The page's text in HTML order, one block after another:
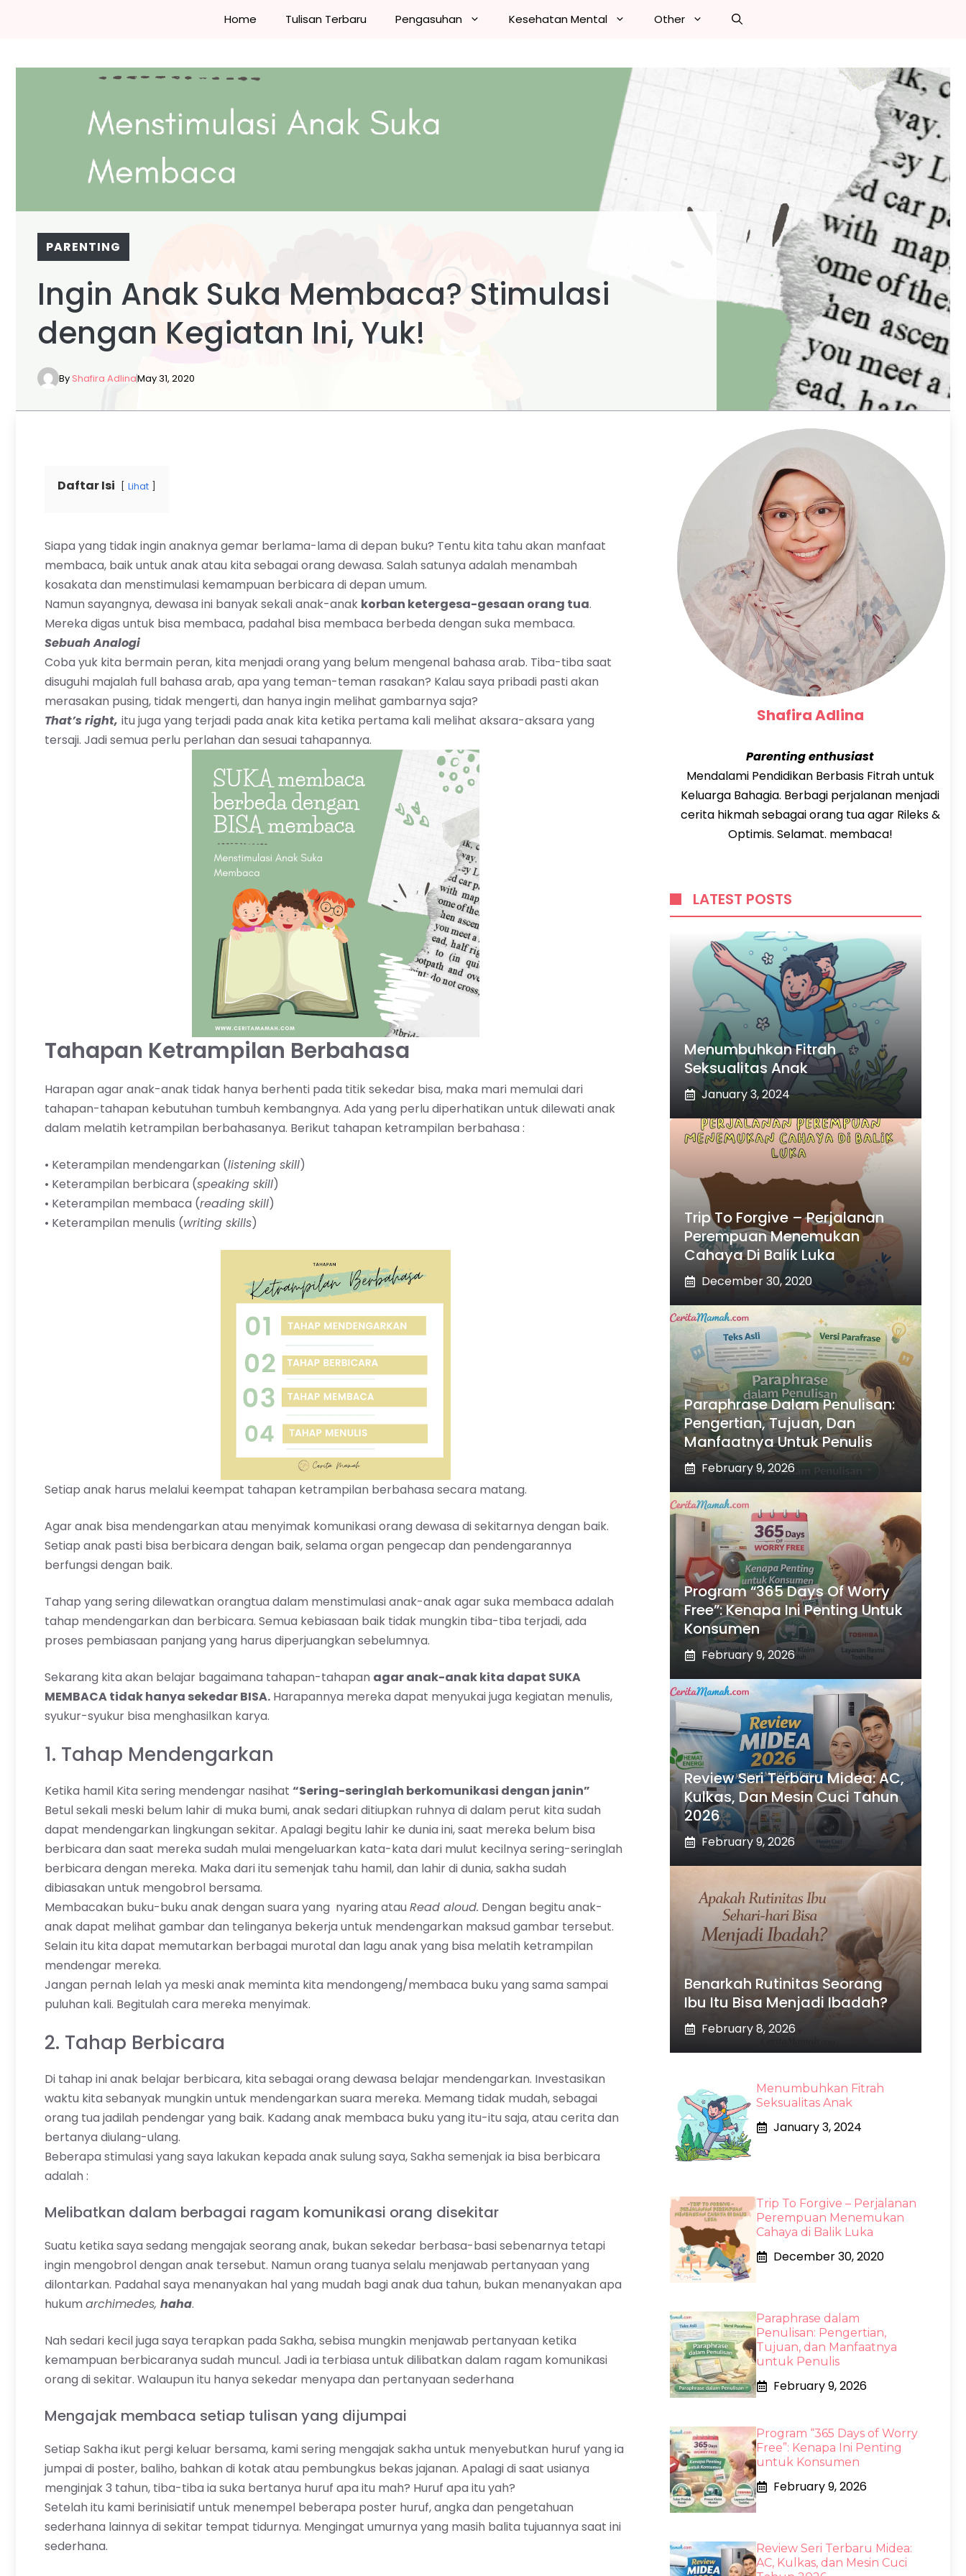
Home Tulisan Terbaru Pengasuhan Kesehatan Mental Other
PARENTING
Ingin Anak Suka Membaca? Stimulasi
dengan Kegiatan Ini, Yuk!
By Shafira AdlinaMay 31, 2020
Daftar Isi Lihat
Siapa yang tidak ingin anaknya gemar berlama-lama di depan buku? Tentu kita tahu akan manfaat
membaca, baik untuk anak atau kita sebagai orang dewasa. Salah satunya adalah menambah
kosakata dan menstimulasi kemampuan berbicara di depan umum.
Namun sayangnya, dewasa ini banyak sekali anak-anak korban ketergesa-gesaan orang tua.
Mereka digas untuk bisa membaca, padahal bisa membaca berbeda dengan suka membaca.
Sebuah Analogi
Coba yuk kita bermain peran, kita menjadi orang yang belum mengenal bahasa arab. Tiba-tiba saat
disuguhi majalah full bahasa arab, apa yang teman-teman rasakan? Kalau saya pribadi pasti akan
merasakan pusing, tidak mengerti, dan hanya ingin melihat gambarnya saja?
That’s right, itu juga yang terjadi pada anak kita ketika pertama kali melihat aksara-aksara yang
tersaji. Jadi semua perlu perlahan dan sesuai tahapannya.
Tahapan Ketrampilan Berbahasa
Harapan agar anak-anak tidak hanya berhenti pada titik sekedar bisa, maka mari memulai dari
tahapan-tahapan kebutuhan tumbuh kembangnya. Ada yang perlu diperhatikan untuk dilewati anak
dalam melatih ketrampilan berbahasanya. Berikut tahapan ketrampilan berbahasa :
• Keterampilan mendengarkan (listening skill)
• Keterampilan berbicara (speaking skill)
• Keterampilan membaca (reading skill)
• Keterampilan menulis (writing skills)
Setiap anak harus melalui keempat tahapan ketrampilan berbahasa secara matang.
Agar anak bisa mendengarkan atau menyimak komunikasi orang dewasa di sekitarnya dengan baik.
Setiap anak pasti bisa berbicara dengan baik, selama organ pengecap dan pendengarannya
berfungsi dengan baik.
Tahap yang sering dilewatkan orangtua dalam menstimulasi anak-anak agar suka membaca adalah
tahap mendengarkan dan berbicara. Semua kebiasaan baik tidak mungkin tiba-tiba terjadi, ada
proses pembiasaan panjang yang harus diperjuangkan sebelumnya.
Sekarang kita akan belajar bagaimana tahapan-tahapan agar anak-anak kita dapat SUKA
MEMBACA tidak hanya sekedar BISA. Harapannya mereka dapat menyukai juga kegiatan menulis,
syukur-syukur bisa menghasilkan karya.
1. Tahap Mendengarkan
Ketika hamil Kita sering mendengar nasihat “Sering-seringlah berkomunikasi dengan janin”
Betul sekali meski belum lahir di muka bumi, anak sedari ditiupkan ruhnya di dalam perut kita sudah
dapat mendengarkan lingkungan sekitar. Apalagi begitu lahir ke dunia ini, saat mereka belum bisa
berbicara dan saat mereka sudah mulai mengeluarkan kata-kata dari mulut kecilnya sering-seringlah
berbicara dengan mereka. Maka dari itu semenjak tahu hamil, dan lahir di dunia, sakha sudah
dibiasakan untuk mengobrol bersama.
Membacakan buku-buku anak dengan suara yang nyaring atau Read aloud. Dengan begitu anak-
anak dapat melihat gambar dan telinganya bekerja untuk mendengarkan maksud gambar tersebut.
Selain itu kita dapat memutarkan berbagai murotal dan lagu anak yang bisa melatih ketrampilan
mendengar mereka.
Jangan pernah lelah ya meski anak meminta kita mendongeng/membaca buku yang sama sampai
puluhan kali. Begitulah cara mereka menyimak.
2. Tahap Berbicara
Di tahap ini anak belajar berbicara, kita sebagai orang dewasa belajar mendengarkan. Investasikan
waktu kita sebanyak mungkin untuk mendengarkan suara mereka. Memang tidak mudah, sebagai
orang tua jadilah pendengar yang baik. Kadang anak membaca buku yang itu-itu saja, atau cerita dan
bertanya diulang-ulang.
Beberapa stimulasi yang saya lakukan kepada anak sulung saya, Sakha semenjak ia bisa berbicara
adalah :
Melibatkan dalam berbagai ragam komunikasi orang disekitar
Suatu ketika saya sedang mengajak seorang anak, bukan sekedar berbasa-basi sebenarnya tetapi
ingin mengobrol dengan anak tersebut. Namun orang tuanya selalu menjawab pertanyaan yang
dilontarkan. Padahal saya menanyakan hal yang mudah bagi anak dua tahun, bukan menanyakan apa
hukum archimedes, haha.
Nah sedari kecil juga saya terapkan pada Sakha, sebisa mungkin menjawab pertanyaan ketika
kemampuan berbicaranya sudah muncul. Jadi ia terbiasa untuk dilibatkan dalam ragam komunikasi
orang di sekitar. Walaupun itu hanya sekedar menyapa dan pertanyaan sederhana
Mengajak membaca setiap tulisan yang dijumpai
Setiap Sakha ikut pergi keluar bersama, kami sering mengajak sakha untuk menyebutkan huruf yang ia
jumpai di poster, baliho, bahkan di kotak atau pembungkus bekas jajanan. Apalagi di saat usianya
menginjak 3 tahun, tiba-tiba ia suka bertanya huruf apa itu mah? Huruf apa itu yah?
Setelah itu kami berinisiatif untuk menempel beberapa poster huruf, angka dan pengetahuan
sederhana lainnya di sekitar tempat tidurnya. Mengingat umurnya yang masih balita tujuannya saat ini
sederhana.
Shafira Adlina
Parenting enthusiast
Mendalami Pendidikan Berbasis Fitrah untuk
Keluarga Bahagia. Berbagi perjalanan menjadi
cerita hikmah sebagai orang tua agar Rileks &
Optimis. Selamat. membaca!
LATEST POSTS
Menumbuhkan Fitrah
Seksualitas Anak
January 3, 2024
Trip To Forgive – Perjalanan
Perempuan Menemukan
Cahaya Di Balik Luka
December 30, 2020
Paraphrase Dalam Penulisan:
Pengertian, Tujuan, Dan
Manfaatnya Untuk Penulis
February 9, 2026
Program “365 Days Of Worry
Free”: Kenapa Ini Penting Untuk
Konsumen
February 9, 2026
Review Seri Terbaru Midea: AC,
Kulkas, Dan Mesin Cuci Tahun
2026
February 9, 2026
Benarkah Rutinitas Seorang
Ibu Itu Bisa Menjadi Ibadah?
February 8, 2026
Menumbuhkan Fitrah
Seksualitas Anak
January 3, 2024
Trip To Forgive – Perjalanan
Perempuan Menemukan
Cahaya di Balik Luka
December 30, 2020
Paraphrase dalam
Penulisan: Pengertian,
Tujuan, dan Manfaatnya
untuk Penulis
February 9, 2026
Program “365 Days of Worry
Free”: Kenapa Ini Penting
untuk Konsumen
February 9, 2026
Review Seri Terbaru Midea:
AC, Kulkas, dan Mesin Cuci